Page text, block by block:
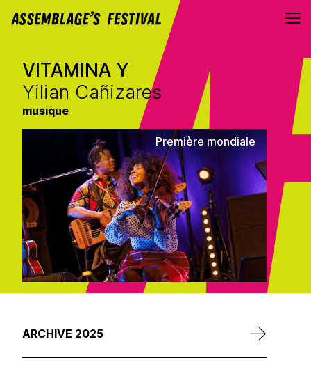
VITAMINA Y
Yilian Cañizares
musique
Première mondiale
ARCHIVE 2025